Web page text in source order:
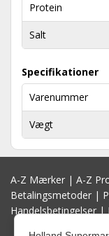
Protein
Salt
Specifikationer
Varenummer
Vægt
A-Z Mærker | A-Z
Betalingsmetoder |
Handelsbetingelser|